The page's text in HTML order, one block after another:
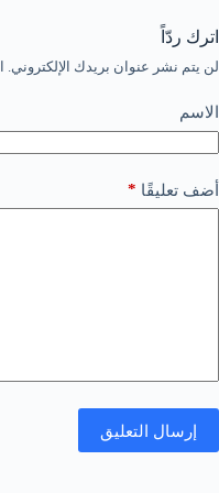
اترك ردّاً
لن يتم نشر عنوان بريدك الإلكتروني.
الاسم
أضف تعليقًا *
إرسال التعليق